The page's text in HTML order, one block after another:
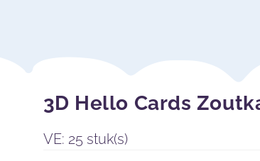
3D Hello Cards
VE: 25 stuk(s)